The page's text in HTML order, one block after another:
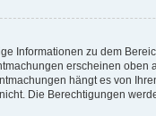
Informationen zu dem
erscheinen oben
hängt es von
Die Berechtigungen